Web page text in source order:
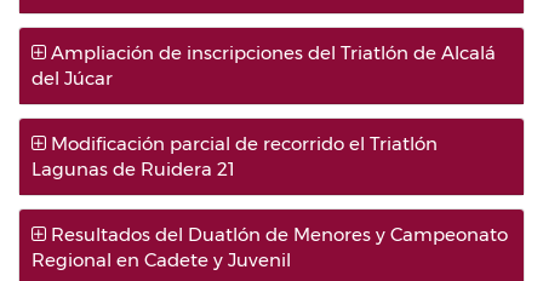
Ampliación de inscripciones del Triatlón de Alcalá
del Júcar
Modificación parcial de recorrido el Triatlón
Lagunas de Ruidera 21
Resultados del Duatlón de Menores y Campeonato
Regional en Cadete y Juvenil